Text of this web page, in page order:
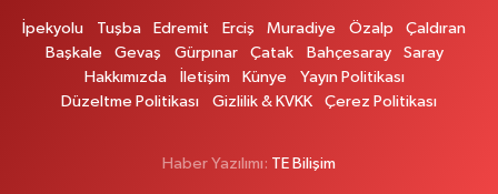
Emin Eczanesi
Mahmudiye Mahallesi, Semerkant Caddesi No:12 Özalp Van
0 (432) 712 22 75 Yol Tarifi Al
İpekyolu Tuşba Edremit Erciş Muradiye Özalp
Çaldıran
Başkale
Gevaş Gürpınar Çatak Bahçesaray
Saray
Hakkımızda
İletişim Künye
Yayın Politikası
Düzeltme Politikası
Gizlilik & KVKK Çerez Politikası
Haber Yazılımı: TE Bilişim